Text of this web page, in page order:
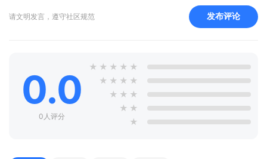
请文明发言，遵守社区规范 发布评论
0.0
0人评分
★ ★ ★ ★ ★
★ ★ ★ ★
★ ★ ★
★ ★
★